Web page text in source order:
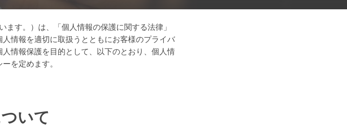
す。）は、「個人情報の保護に関する法律」
情報を適切に取扱うとともにお客様のプライバ
情報保護を目的として、以下のとおり、個人情
を定めます。
いて